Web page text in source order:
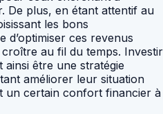
De plus, en étant attentif au
les bons
d’optimiser ces revenus
au fil du temps. Investir
ainsi être une stratégie
améliorer leur situation
un certain confort financier à